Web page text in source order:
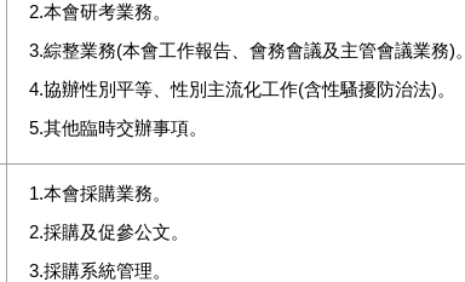
2.本會研考業務。
3.綜整業務(本會工作報告、會務會議及主管會議業務)。
4.協辦性別平等、性別主流化工作(含性騷擾防治法)。
5.其他臨時交辦事項。
1.本會採購業務。
2.採購及促參公文。
3.採購系統管理。